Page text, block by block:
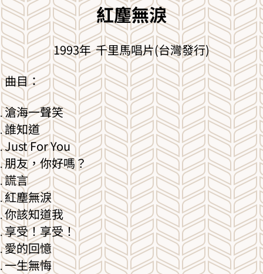
紅麈無淚
1993年 千里馬唱片(台灣發行)
曲目：
滄海一聲笑
誰知道
Just For You
朋友，你好嗎？
謊言
紅塵無淚
你該知道我
享受！享受！
愛的回憶
一生無悔